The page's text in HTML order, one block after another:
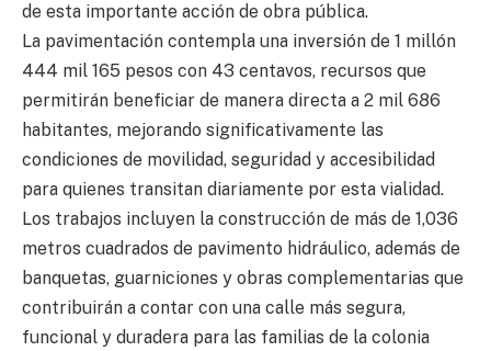
de esta importante acción de obra pública.
La pavimentación contempla una inversión de 1 millón
444 mil 165 pesos con 43 centavos, recursos que
permitirán beneficiar de manera directa a 2 mil 686
habitantes, mejorando significativamente las
condiciones de movilidad, seguridad y accesibilidad
para quienes transitan diariamente por esta vialidad.
Los trabajos incluyen la construcción de más de 1,036
metros cuadrados de pavimento hidráulico, además de
banquetas, guarniciones y obras complementarias que
contribuirán a contar con una calle más segura,
funcional y duradera para las familias de la colonia